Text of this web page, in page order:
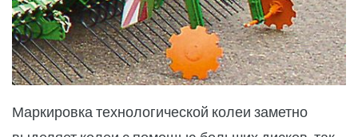
Маркировка технологической колеи заметно